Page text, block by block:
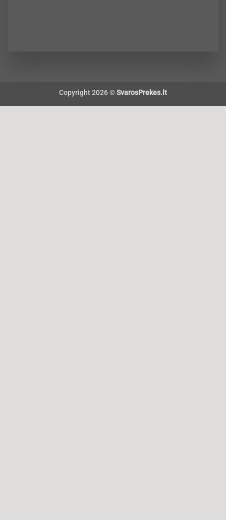
Copyright 2026 ©SvarosPrekes.lt